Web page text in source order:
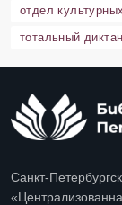
отдел
тотальный
Санкт-